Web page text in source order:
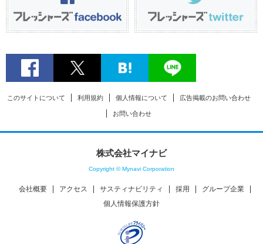
このサイトについて 利用規約 個人情報について 広告掲載のお問い合わせ
お問い合わせ
株式会社マイナビ
Copyright © Mynavi Corporation
会社概要 アクセス サスティナビリティ 採用
グループ企業
個人情報保護方針